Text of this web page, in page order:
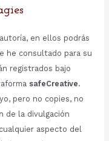
en ellos podrás
he consultado para su
registrados bajo
safeCreative.
pero no copies, no
de la divulgación
aspecto del